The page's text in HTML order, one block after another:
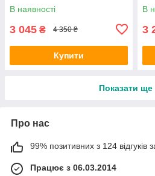
В наявності
3 045 ₴ 4 350 ₴
Купити
В
3
Показати ще
Про нас
99% позитивних з 124 відгуків
Працює з 06.03.2014